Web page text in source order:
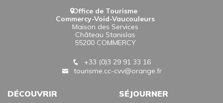
Office de Tourisme
Commercy-Void-Vaucouleurs
Maison des Services
Château Stanislas
55200 COMMERCY
+33 (0)3 29 91 33 16
tourisme.cc-cvv@orange.fr
DÉCOUVRIR SÉJOURNER